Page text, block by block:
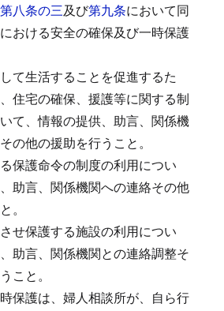
第八条の三及び第九条において同
おける安全の確保及び一時保護
て生活することを促進するた
住宅の確保、援護等に関する制
て、情報の提供、助言、関係機
の他の援助を行うこと。
保護命令の制度の利用につい
助言、関係機関への連絡その他
。
せ保護する施設の利用につい
助言、関係機関との連絡調整そ
こと。
時保護は、婦人相談所が、自ら行